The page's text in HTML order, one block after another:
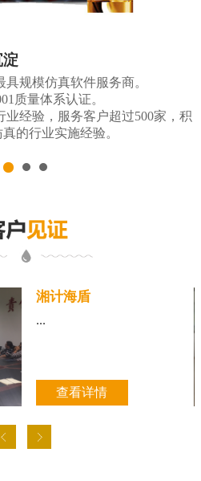
规模仿真软件服务商。
质量体系认证。
业经验，服务客户超过500家，积
的行业实施经验。
湘计海盾
...
查看详情